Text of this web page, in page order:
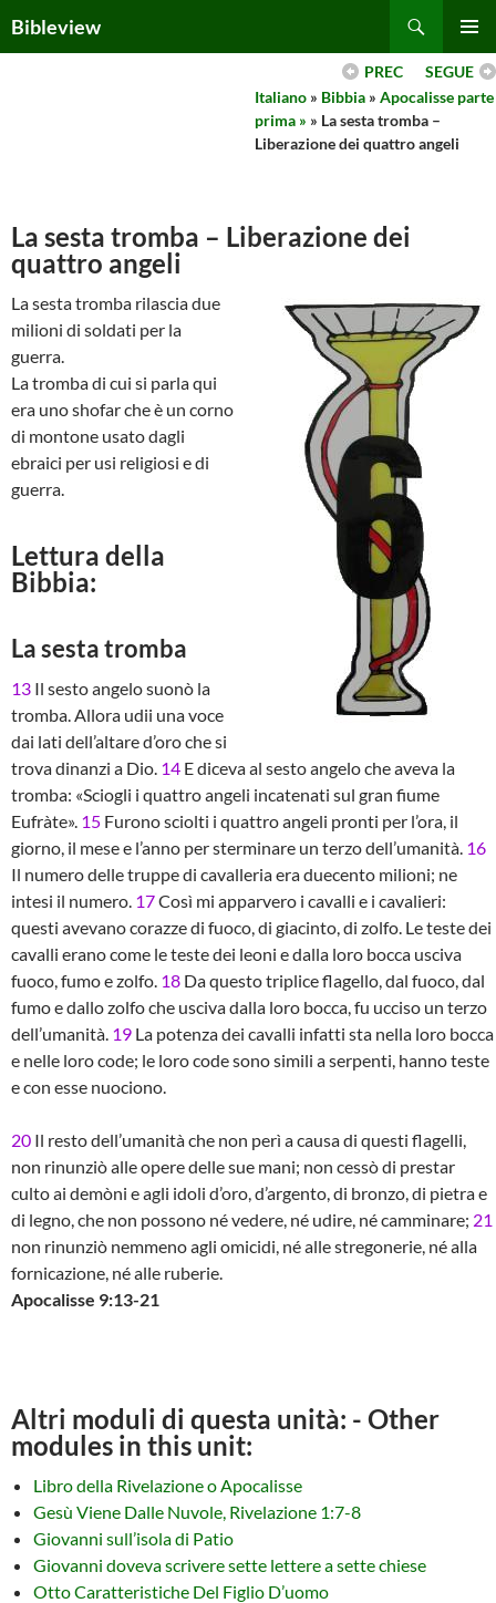
toBibleview
MENU
SEGUE
PREC
Italiano » Bibbia » Apocalisse parte
prima » » La sesta tromba –
Liberazione dei quattro angeli
La sesta tromba – Liberazione dei
quattro angeli
La sesta tromba rilascia due
milioni di soldati per la
guerra.
La tromba di cui si parla qui
era uno shofar che è un corno
di montone usato dagli
ebraici per usi religiosi e di
guerra.
Lettura della
Bibbia:
La sesta tromba
13 Il sesto angelo suonò la
tromba. Allora udii una voce
dai lati dell’altare d’oro che si
trova dinanzi a Dio. 14 E diceva al sesto angelo che aveva la
tromba: «Sciogli i quattro angeli incatenati sul gran fiume
Eufràte». 15 Furono sciolti i quattro angeli pronti per l’ora, il
giorno, il mese e l’anno per sterminare un terzo dell’umanità. 16
Il numero delle truppe di cavalleria era duecento milioni; ne
intesi il numero. 17Così mi apparvero i cavalli e i cavalieri:
questi avevano corazze di fuoco, di giacinto, di zolfo. Le teste dei
cavalli erano come le teste dei leoni e dalla loro bocca usciva
fuoco, fumo e zolfo. 18 Da questo triplice flagello, dal fuoco, dal
fumo e dallo zolfo che usciva dalla loro bocca, fu ucciso un terzo
dell’umanità. 19 La potenza dei cavalli infatti sta nella loro bocca
e nelle loro code; le loro code sono simili a serpenti, hanno teste
e con esse nuociono.
20 Il resto dell’umanità che non perì a causa di questi flagelli,
non rinunziò alle opere delle sue mani; non cessò di prestar
culto ai demòni e agli idoli d’oro, d’argento, di bronzo, di pietra e
di legno, che non possono né vedere, né udire, né camminare; 21
non rinunziò nemmeno agli omicidi, né alle stregonerie, né alla
fornicazione, né alle ruberie.
Apocalisse 9:13-21
Altri moduli di questa unità: - Other
modules in this unit:
Libro della Rivelazione o Apocalisse
Gesù Viene Dalle Nuvole, Rivelazione 1:7-8
Giovanni sull’isola di Patio
Giovanni doveva scrivere sette lettere a sette chiese
Otto Caratteristiche Del Figlio D’uomo